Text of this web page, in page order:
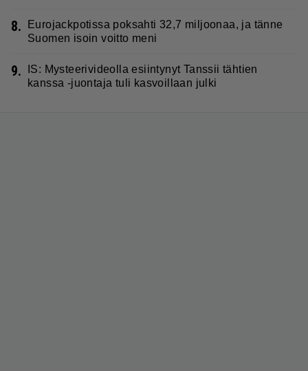
8.
Eurojackpotissa poksahti 32,7 miljoonaa, ja tänne
Suomen isoin voitto meni
9.
IS: Mysteerivideolla esiintynyt Tanssii tähtien
kanssa -juontaja tuli kasvoillaan julki